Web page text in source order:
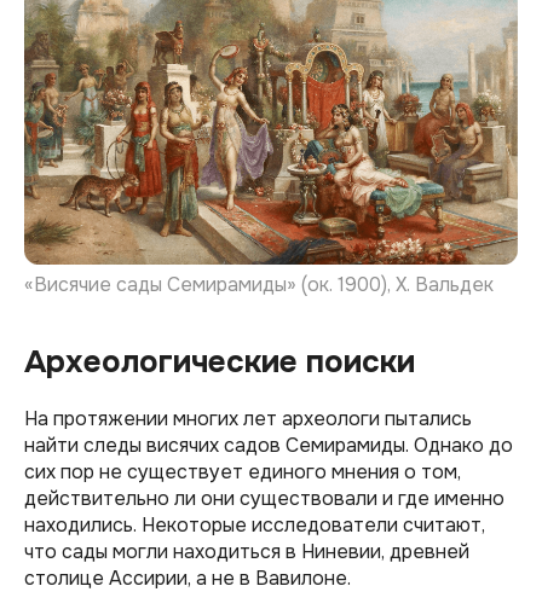
«Висячие сады Семирамиды» (ок. 1900), Х. Вальдек
Археологические поиски
На протяжении многих лет археологи пытались
найти следы висячих садов Семирамиды. Однако до
сих пор не существует единого мнения о том,
действительно ли они существовали и где именно
находились. Некоторые исследователи считают,
что сады могли находиться в Ниневии, древней
столице Ассирии, а не в Вавилоне.